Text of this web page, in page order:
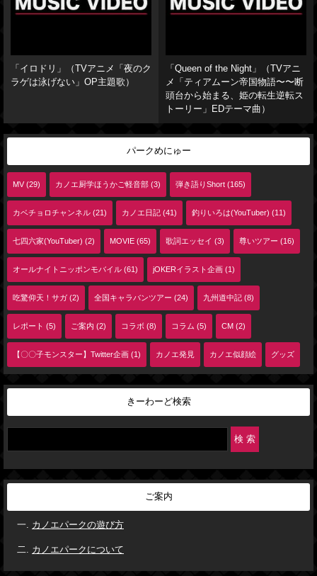
「イロドリ」（TVアニメ「夜のク
ラゲは泳げない」OP主題歌）
「Queen of the Night」（TVアニ
メ「ティアムーン帝国物語〜〜断
頭台から始まる、姫の転生逆転ス
トーリー」EDテーマ曲）
パークめにゅー
MV (29) カノエ厨学ほうかご軽音部 (3) 弾き語りShort (165)
カベチョロチャンネル (21) カノエ日記 (41) 釣りいろは(YouTuber) (11)
七四六家(YouTuber) (2) MOVIE (65) 歌詞エッセイ (3) 尊いツアー (16)
オールナイトニッポンモバイル (61) jOKERイラスト企画 (1)
吃驚仰天！サガ (2) 全国キャラバンツアー (24) 九州道中記 (8)
レポート (5) ご案内 (2) コラボ (8) コラム (5) CM (2)
【〇〇子モンスター】Twitter企画 (1) カノエ発見 カノエ似顔絵 グッズ
きーわーど検索
ご案内
カノエパークの遊び方
カノエパークについて